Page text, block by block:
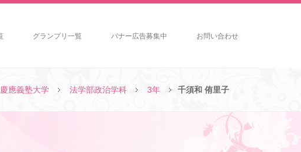
グランプリ一覧 バナー広告募集中 お問い合わせ
慶應義塾大学 法学部政治学科 3年 千須和 侑里子